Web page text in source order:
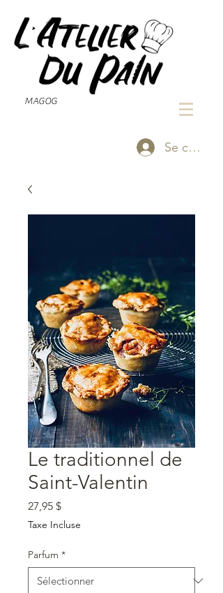
MAGOG
Se
Le traditionnel de
Saint-Valentin
27,95 $Prix
Taxe Incluse
Parfum *